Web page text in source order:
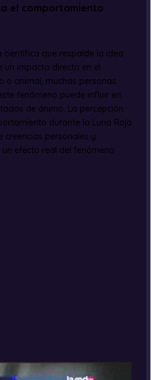
el comportamiento
científica que respalde la idea
un impacto directo en el
o animal, muchas personas
fenómeno puede influir en
de ánimo. La percepción
durante la Luna Roja
creencias personales y
efecto real del fenómeno